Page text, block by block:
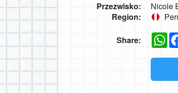
Przezwisko:
Nicole
Region:
Share: